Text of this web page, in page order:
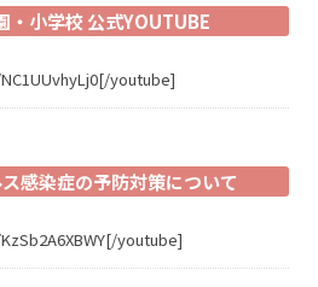
・小学校 公式YOUTUBE
youtube]
感染症の予防対策について
youtube]